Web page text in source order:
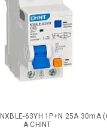
63YH 1P+N 25А 30mA
А CHINT